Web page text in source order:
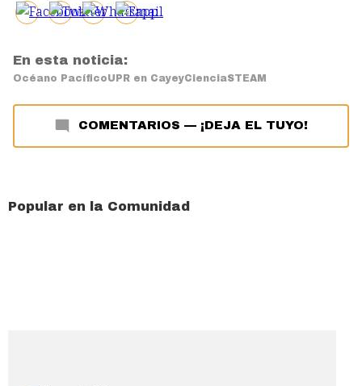
En esta noticia:
Océano PacíficoUPR en CayeyCienciaSTEAM
COMENTARIOS — ¡DEJA EL TUYO!
Popular en la Comunidad